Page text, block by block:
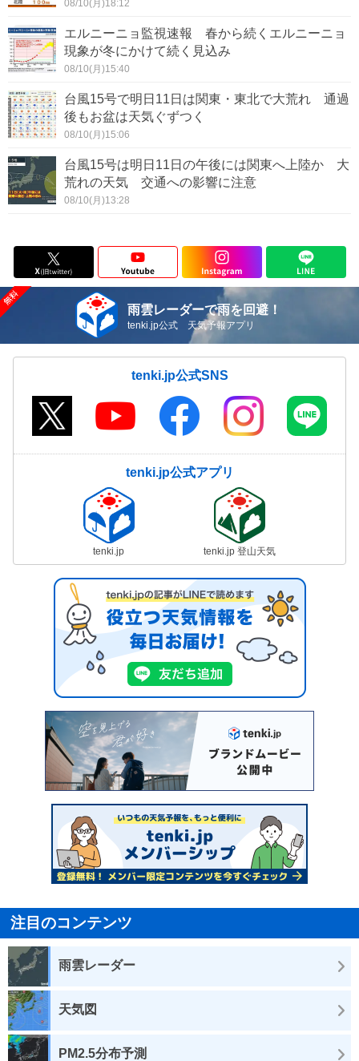
08/10(月)18:12
エルニーニョ監視速報 春から続くエルニーニョ
現象が冬にかけて続く見込み
08/10(月)15:40
台風15号で明日11日は関東・東北で大荒れ 通過
後もお盆は天気ぐずつく
08/10(月)15:06
台風15号は明日11日の午後には関東へ上陸か 大
荒れの天気 交通への影響に注意
08/10(月)13:28
雨雲レーダーで雨を回避！
tenki.jp公式 天気予報アプリ
tenki.jp公式SNS
tenki.jp公式アプリ
tenki.jp tenki.jp 登山天気
注目のコンテンツ
雨雲レーダー
天気図
PM2.5分布予測